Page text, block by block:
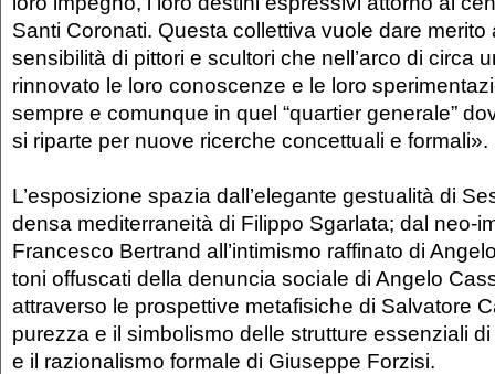
Santi Coronati. Questa collettiva vuole dare merito
sensibilità di pittori e scultori che nell’arco di circa
rinnovato le loro conoscenze e le loro
sempre e comunque in quel “quartier generale”
si riparte per nuove ricerche concettuali e formali».
L’esposizione spazia dall’elegante gestualità di
densa mediterraneità di Filippo Sgarlata; dal neo-
Francesco Bertrand all’intimismo raffinato di
toni offuscati della denuncia sociale di Angelo
attraverso le prospettive metafisiche di Salvatore
purezza e il simbolismo delle strutture essenziali
e il razionalismo formale di Giuseppe Forzisi.